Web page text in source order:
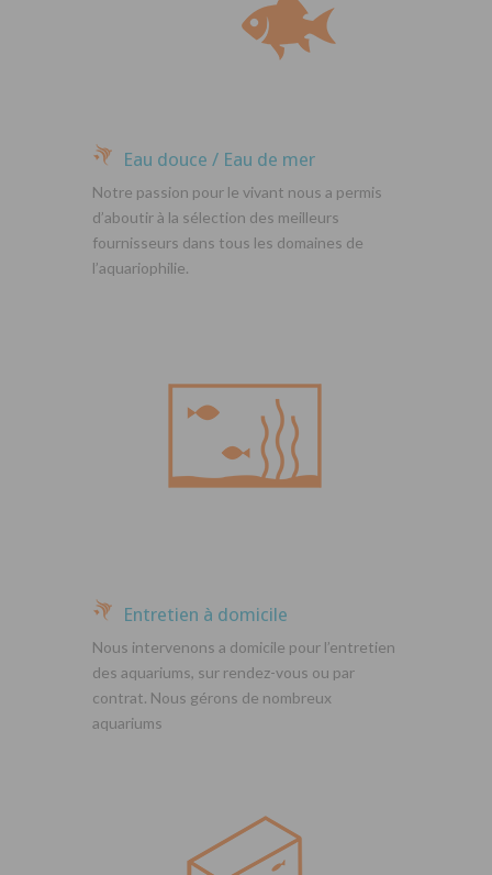
Eau douce / Eau de mer
Notre passion pour le vivant nous a permis
d’aboutir à la sélection des meilleurs
fournisseurs dans tous les domaines de
l’aquariophilie.
Entretien à domicile
Nous intervenons a domicile pour l’entretien
des aquariums, sur rendez-vous ou par
contrat. Nous gérons de nombreux
aquariums